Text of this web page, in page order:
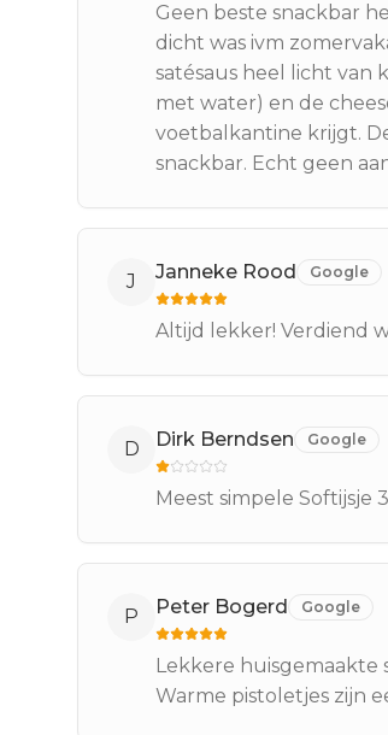
Geen beste snackbar
dicht was ivm
satésaus heel licht van
met water) en de
voetbalkantine krijgt.
snackbar. Echt geen
J Janneke Rood Google
Altijd lekker! Verdiend
D Dirk Berndsen Google
Meest simpele Softijsje
P Peter Bogerd Google
Lekkere huisgemaakte
Warme pistoletjes zijn